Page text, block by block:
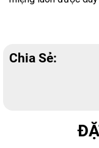
Chia Sẻ: